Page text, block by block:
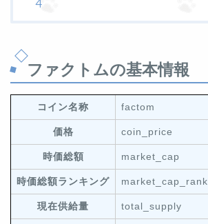
ファクトムの基本情報
コイン名称 factom
価格 coin_price
時価総額 market_cap
時価総額ランキング market_cap_rank
現在供給量 total_supply